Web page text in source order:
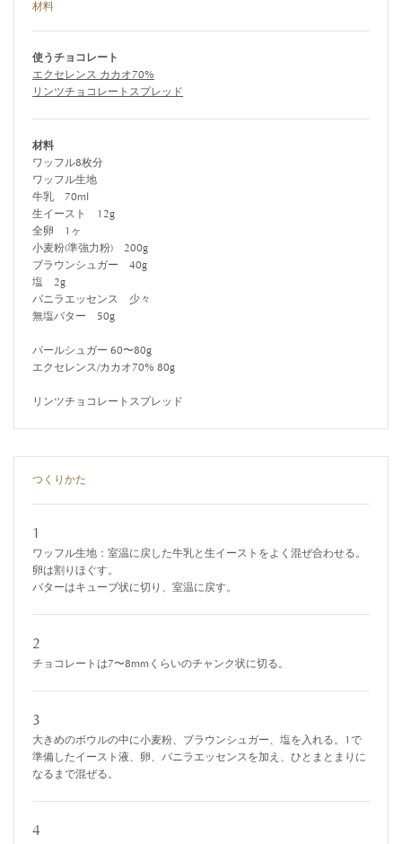
材料
使うチョコレート
エクセレンス カカオ70%
リンツチョコレートスプレッド
材料
ワッフル8枚分
ワッフル生地
牛乳 70ml
生イースト 12g
全卵 1ヶ
小麦粉(準強力粉) 200g
ブラウンシュガー 40g
塩 2g
バニラエッセンス 少々
無塩バター 50g
パールシュガー 60〜80g
エクセレンス/カカオ70% 80g
リンツチョコレートスプレッド
つくりかた
1
ワッフル生地：室温に戻した牛乳と生イーストをよく混ぜ合わせる。
卵は割りほぐす。
バターはキューブ状に切り、室温に戻す。
2
チョコレートは7〜8mmくらいのチャンク状に切る。
3
大きめのボウルの中に小麦粉、ブラウンシュガー、塩を入れる。1で
準備したイースト液、卵、バニラエッセンスを加え、ひとまとまりに
なるまで混ぜる。
4